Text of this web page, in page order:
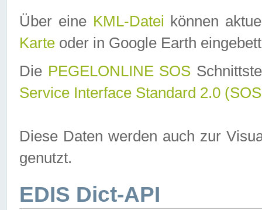
Über eine KML-Datei können
Karte oder in Google Earth
Die PEGELONLINE SOS
Service Interface Standard 2.0
Diese Daten werden auch zur
genutzt.
EDIS Dict-API